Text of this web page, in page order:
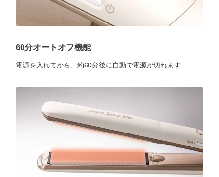
60分オートオフ機能
電源を入れてから、約60分後に自動で電源が切れます